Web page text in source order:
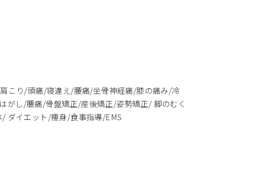
こり/頭痛/寝違え/腰痛/坐骨神経痛/膝の痛み/冷
し/腰痛/骨盤矯正/産後矯正/姿勢矯正/ 脚のむく
ダイエット/痩身/食事指導/EMS